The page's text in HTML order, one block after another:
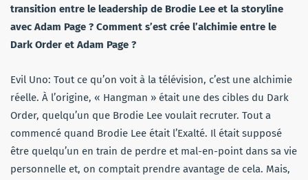
transition entre le leadership de Brodie Lee et la storyline
avec Adam Page ? Comment s’est crée l’alchimie entre le
Dark Order et Adam Page ?
Evil Uno: Tout ce qu’on voit à la télévision, c’est une alchimie
réelle. À l’origine, « Hangman » était une des cibles du Dark
Order, quelqu’un que Brodie Lee voulait recruter. Tout a
commencé quand Brodie Lee était l’Exalté. Il était supposé
être quelqu’un en train de perdre et mal-en-point dans sa vie
personnelle et, on comptait prendre avantage de cela. Mais,